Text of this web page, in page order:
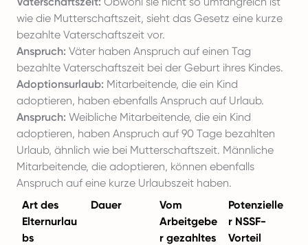
wie die Mutterschaftszeit, sieht das Gesetz eine kurze
bezahlte Vaterschaftszeit vor.
Anspruch: Väter haben Anspruch auf einen Tag
bezahlte Vaterschaftszeit bei der Geburt ihres Kindes.
Adoptionsurlaub: Mitarbeitende, die ein Kind
adoptieren, haben ebenfalls Anspruch auf Urlaub.
Anspruch: Weibliche Mitarbeitende, die ein Kind
adoptieren, haben Anspruch auf 90 Tage bezahlten
Urlaub, ähnlich wie bei Mutterschaftszeit. Männliche
Mitarbeitende, die adoptieren, können ebenfalls
Anspruch auf eine kurze Urlaubszeit haben.
Art des
Elternurlau
bs
Dauer
Vom
Arbeitgebe
r gezahltes
Potenzielle
r NSSF-
Vorteil